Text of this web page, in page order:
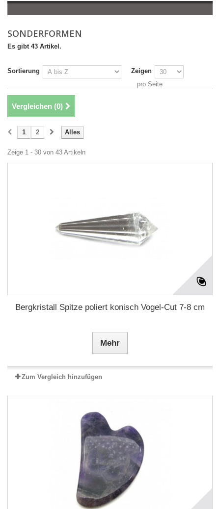
SONDERFORMEN
Es gibt 43 Artikel.
Sortierung
Zeigen
pro Seite
Vergleichen (0)
Alles
1 2
Zeige 1 - 30 von 43 Artikeln
Bergkristall Spitze poliert konisch Vogel-Cut 7-8 cm
Mehr
Zum Vergleich hinzufügen